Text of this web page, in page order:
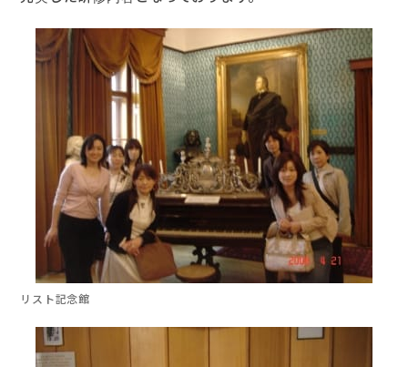
リスト記念館